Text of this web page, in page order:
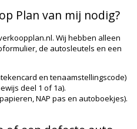
Plan van mij nodig?
Wij hebben alleen
de autosleutels en een
en tenaamstellingscode)
deel 1 of 1a).
NAP pas en autoboekjes).